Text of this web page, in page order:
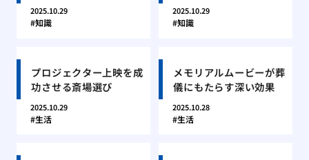
2025.10.29
知識
2025.10.29
知識
プロジェクター上映を成
功させる斎場選び
2025.10.29
生活
メモリアルムービーが葬
儀にもたらす深い効果
2025.10.28
生活